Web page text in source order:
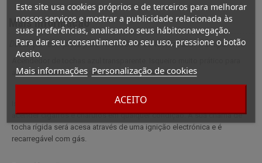
Este site usa cookies próprios e de terceiros para melhorar
nossos serviços e mostrar a publicidade relacionada às
suas preferências, analisando seus hábitosnavegação.
Para dar seu consentimento ao seu uso, pressione o botão
Aceito.
Mais informações Personalização de cookies
ACEITO
Mais informação
Descrição completa para Acendedor de tochas azul transparente
acender cigarros e charutos em qualquer condição.
Isqueiro maçarico azul transparente. Isqueiro muito prático para
acender cigarros e charutos em qualquer condição. A sua chama de
tocha rígida será acesa através de uma ignição electrónica e é
recarregável com gás.